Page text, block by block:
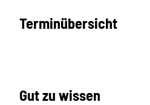
Terminübersicht
Gut zu wissen